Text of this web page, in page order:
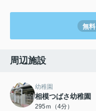
無料
周辺施設
幼稚園
相模つばさ幼稚園
295ｍ（4分）